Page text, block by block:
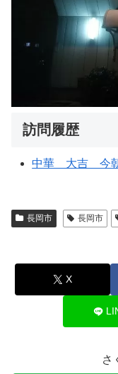
訪問履歴
中華 大吉 今朝
長岡市 長岡市
X
さ